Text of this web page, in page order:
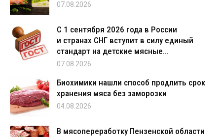
07.08.2026
С 1 сентября 2026 года в России
и странах СНГ вступит в силу единый
стандарт на детские мясные...
07.08.2026
Биохимики нашли способ продлить срок
хранения мяса без заморозки
04.08.2026
В мясопереработку Пензенской области